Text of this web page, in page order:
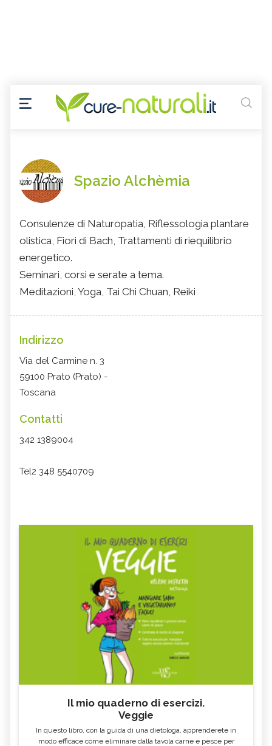
Spazio Alchèmia
Consulenze di Naturopatia, Riflessologia plantare
olistica, Fiori di Bach, Trattamenti di riequilibrio
energetico.
Seminari, corsi e serate a tema.
Meditazioni, Yoga, Tai Chi Chuan, Reiki
Indirizzo
Via del Carmine n. 3
59100 Prato (Prato) -
Toscana
Contatti
342 1389004
Tel2 348 5540709
Il mio quaderno di esercizi.
Veggie
In questo libro, con la guida di una dietologa, apprenderete in
modo efficace come eliminare dalla tavola carne e pesce per